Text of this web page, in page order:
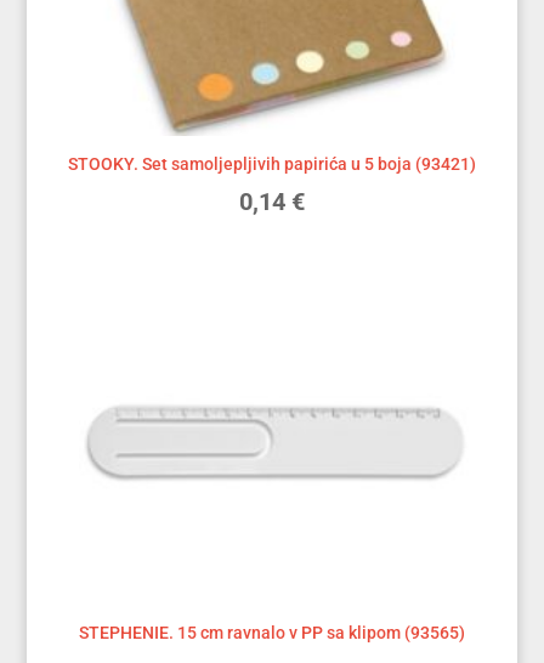
STOOKY. Set samoljepljivih papirića u 5 boja (93421)
0,14 €
STEPHENIE. 15 cm ravnalo v PP sa klipom (93565)